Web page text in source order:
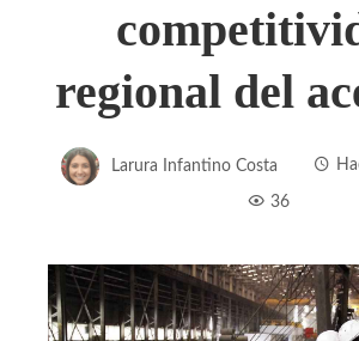
regional del
Larura Infantino Costa
36